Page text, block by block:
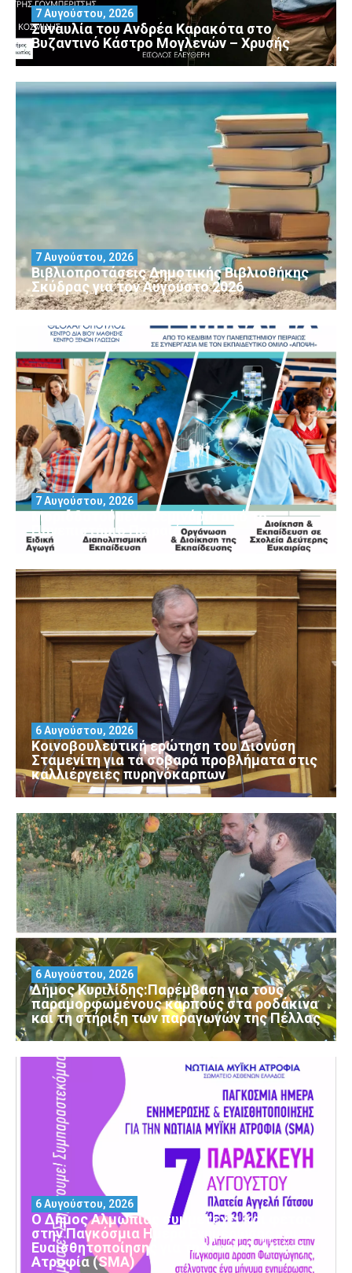
Συναυλία του Ανδρέα Καρακότα στο
Βυζαντινό Κάστρο Μογλενών – Χρυσής
7 Αυγούστου, 2026
Βιβλιοπροτάσεις Δημοτικής Βιβλιοθήκης
Σκύδρας για τον Αύγούστο 2026
7 Αυγούστου, 2026
Μοριοδοτούμενα Σεμινάρια από το
Πανεπιστήμιο Πειραιά
7 Αυγούστου, 2026
Κοινοβουλευτική ερώτηση του Διονύση
Σταμενίτη για τα σοβαρά προβλήματα στις
καλλιέργειες πυρηνόκαρπων
6 Αυγούστου, 2026
Δήμος Κυριλίδης:Παρέμβαση για τους
παραμορφωμένους καρπούς στα ροδάκινα
και τη στήριξη των παραγωγών της Πέλλας
6 Αυγούστου, 2026
Ο Δήμος Αλμωπίας συμμετέχει και φέτος
στην Παγκόσμια Ημέρα Ενημέρωσης και
Ευαισθητοποίησης για τη Νωτιαία Μυϊκή
Ατροφία (SMA)
6 Αυγούστου, 2026